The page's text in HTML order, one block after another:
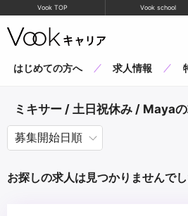
Vook TOP Vook school
はじめての方へ 求人情報
ミキサー / 土日祝休み / Maya
お探しの求人は見つかりませんでし